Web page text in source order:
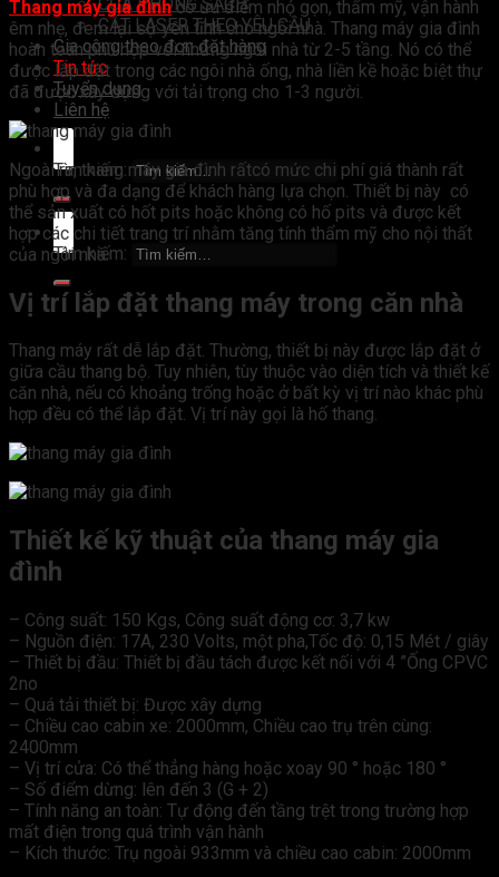
CẮT LASER THEO YÊU CẦU
Gia công theo đơn đặt hàng
Tin tức
Tuyển dụng
Liên hệ
Tìm kiếm:
Tìm kiếm:
Thang máy gia đình có ưu điểm nhỏ gọn, thẩm mỹ, vận hành
êm nhẹ, đem lại sự yên tĩnh cho ngôi nhà. Thang máy gia đình
hoàn toàn phù hợp với những ngôi nhà từ 2-5 tầng. Nó có thể
được lắp đặt trong các ngôi nhà ống, nhà liền kề hoặc biệt thự
đã được xây dựng với tải trọng cho 1-3 người.
Ngoài ra, thang máy gia đình rấtcó mức chi phí giá thành rất
phù hợp và đa dạng để khách hàng lựa chọn. Thiết bị này có
thể sản xuất có hốt pits hoặc không có hố pits và được kết
hợp các chi tiết trang trí nhằm tăng tính thẩm mỹ cho nội thất
của ngôi nhà.
Vị trí lắp đặt thang máy trong căn nhà
Thang máy rất dễ lắp đặt. Thường, thiết bị này được lắp đặt ở
giữa cầu thang bộ. Tuy nhiên, tùy thuộc vào diện tích và thiết kế
căn nhà, nếu có khoảng trống hoặc ở bất kỳ vị trí nào khác phù
hợp đều có thể lắp đặt. Vị trí này gọi là hố thang.
Thiết kế kỹ thuật của thang máy gia
đình
– Công suất: 150 Kgs, Công suất động cơ: 3,7 kw
– Nguồn điện: 17A, 230 Volts, một pha,Tốc độ: 0,15 Mét / giây
– Thiết bị đầu: Thiết bị đầu tách được kết nối với 4 ”Ống CPVC
2no
– Quá tải thiết bị: Được xây dựng
– Chiều cao cabin xe: 2000mm, Chiều cao trụ trên cùng:
2400mm
– Vị trí cửa: Có thể thẳng hàng hoặc xoay 90 ° hoặc 180 °
– Số điểm dừng: lên đến 3 (G + 2)
– Tính năng an toàn: Tự động đến tầng trệt trong trường hợp
mất điện trong quá trình vận hành
– Kích thước: Trụ ngoài 933mm và chiều cao cabin: 2000mm